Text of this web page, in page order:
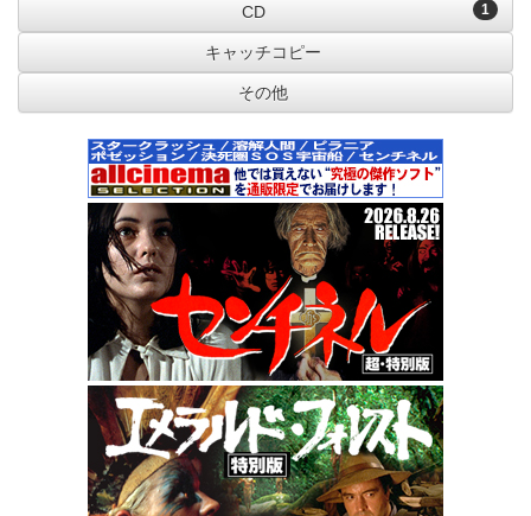
1
CD
キャッチコピー
その他